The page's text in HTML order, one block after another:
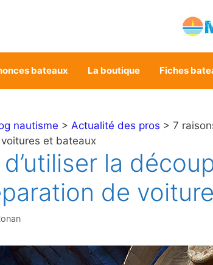
bateaux La boutique Fiches
nautisme > Actualité des pros > 7
et bateaux
la
de